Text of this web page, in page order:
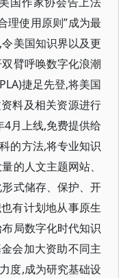
理使用原则”成为最
美国知识界以及更
臂呼唤数字化浪潮
捷足先登,将美国
料及相关资源进行
月上线,免费提供给
的方法,将专业知识
的人文主题网站、
式储存、保护、开
有计划地从事原生
局数字化时代知识
会加大资助不同主
度,成为研究基础设